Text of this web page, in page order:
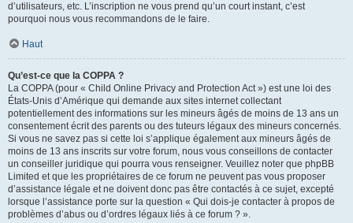
d’utilisateurs, etc. L’inscription ne vous prend qu’un court instant, c’est
pourquoi nous vous recommandons de le faire.
Haut
Qu’est-ce que la COPPA ?
La COPPA (pour « Child Online Privacy and Protection Act ») est une loi des
États-Unis d’Amérique qui demande aux sites internet collectant
potentiellement des informations sur les mineurs âgés de moins de 13 ans un
consentement écrit des parents ou des tuteurs légaux des mineurs concernés.
Si vous ne savez pas si cette loi s’applique également aux mineurs âgés de
moins de 13 ans inscrits sur votre forum, nous vous conseillons de contacter
un conseiller juridique qui pourra vous renseigner. Veuillez noter que phpBB
Limited et que les propriétaires de ce forum ne peuvent pas vous proposer
d’assistance légale et ne doivent donc pas être contactés à ce sujet, excepté
lorsque l’assistance porte sur la question « Qui dois-je contacter à propos de
problèmes d’abus ou d’ordres légaux liés à ce forum ? ».